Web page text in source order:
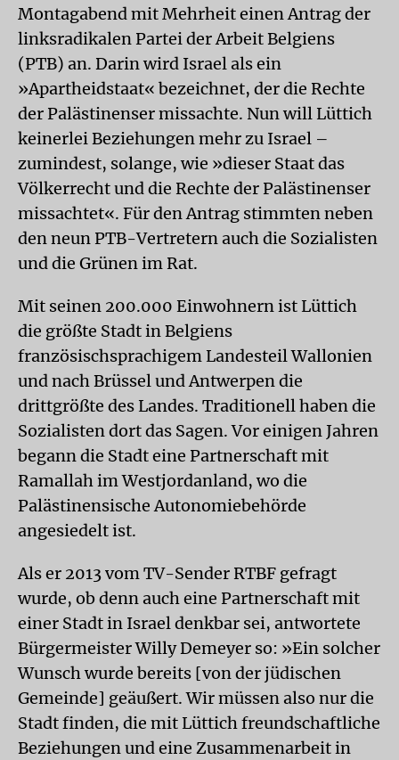
Montagabend mit Mehrheit einen Antrag der
linksradikalen Partei der Arbeit Belgiens
(PTB) an. Darin wird Israel als ein
»Apartheidstaat« bezeichnet, der die Rechte
der Palästinenser missachte. Nun will Lüttich
keinerlei Beziehungen mehr zu Israel –
zumindest, solange, wie »dieser Staat das
Völkerrecht und die Rechte der Palästinenser
missachtet«. Für den Antrag stimmten neben
den neun PTB-Vertretern auch die Sozialisten
und die Grünen im Rat.
Mit seinen 200.000 Einwohnern ist Lüttich
die größte Stadt in Belgiens
französischsprachigem Landesteil Wallonien
und nach Brüssel und Antwerpen die
drittgrößte des Landes. Traditionell haben die
Sozialisten dort das Sagen. Vor einigen Jahren
begann die Stadt eine Partnerschaft mit
Ramallah im Westjordanland, wo die
Palästinensische Autonomiebehörde
angesiedelt ist.
Als er 2013 vom TV-Sender RTBF gefragt
wurde, ob denn auch eine Partnerschaft mit
einer Stadt in Israel denkbar sei, antwortete
Bürgermeister Willy Demeyer so: »Ein solcher
Wunsch wurde bereits [von der jüdischen
Gemeinde] geäußert. Wir müssen also nur die
Stadt finden, die mit Lüttich freundschaftliche
Beziehungen und eine Zusammenarbeit in